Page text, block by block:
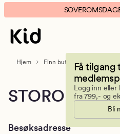
Kid
Storo
Storsenter
banner.
Klikk
ESCAPE
Få tilgang
Logg inn eller
fra 799,- og
Bli
Hjem Finn butikk Storo
STORO
Besøksadresse